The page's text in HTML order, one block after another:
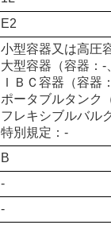
E2
小型容器又は高圧
大型容器（容器：-
ＩＢＣ容器（容器
ポータブルタンク
フレキシブルバル
特別規定：-
B
-
-